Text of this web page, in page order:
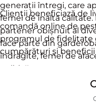
generații întregi, care
femei de înaltă calitate.
partener obișnuit al
face parte din
îndrăgite, femei de
politică.
Clienții beneficiază de
comandă online de
programul de fidelitate
cumpărături și